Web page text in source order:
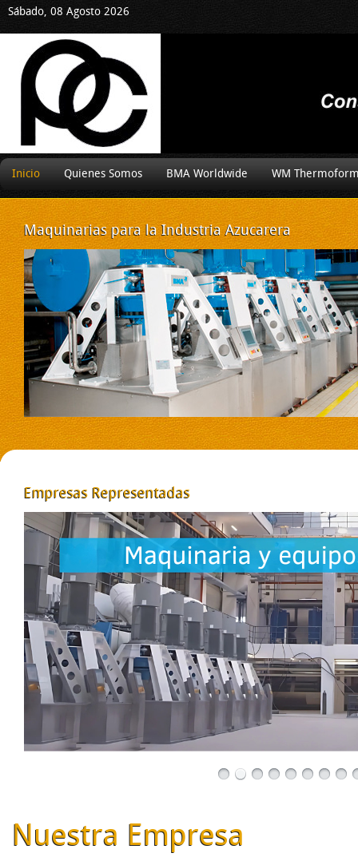
Sábado, 08 Agosto 2026
Inicio Quienes Somos BMA Worldwide WM
Maquinariaspara la Industria Azucarera
Empresas Representadas
Nuestra Empresa